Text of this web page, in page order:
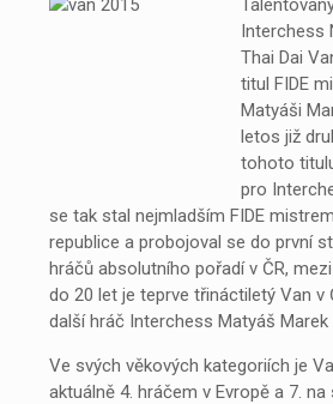
Interchess
Thai Dai
titul FIDE
Matyáši
letos již
tohoto
pro
se tak stal nejmladším FIDE
republice a probojoval se do první
hráčů absolutního pořadí v ČR,
do 20 let je teprve třináctiletý Van v
další hráč Interchess Matyáš Marek
Ve svých věkových kategoriích je
aktuálně 4. hráčem v Evropě a 7. na